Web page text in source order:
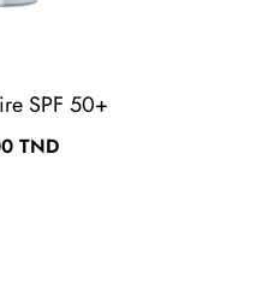
SPF 50+
TND